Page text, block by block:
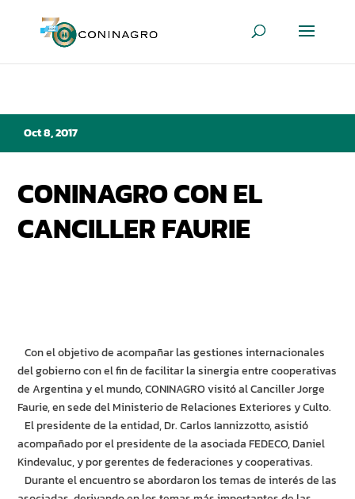
Oct 8, 2017
CONINAGRO CON EL
CANCILLER FAURIE
Con el objetivo de acompañar las gestiones internacionales
del gobierno con el fin de facilitar la sinergia entre cooperativas
de Argentina y el mundo, CONINAGRO visitó al Canciller Jorge
Faurie, en sede del Ministerio de Relaciones Exteriores y Culto.
El presidente de la entidad, Dr. Carlos Iannizzotto, asistió
acompañado por el presidente de la asociada FEDECO, Daniel
Kindevaluc, y por gerentes de federaciones y cooperativas.
Durante el encuentro se abordaron los temas de interés de las